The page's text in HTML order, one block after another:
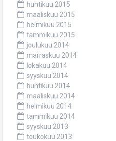
huhtikuu 2015
maaliskuu 2015
helmikuu 2015
tammikuu 2015
joulukuu 2014
marraskuu 2014
lokakuu 2014
syyskuu 2014
huhtikuu 2014
maaliskuu 2014
helmikuu 2014
tammikuu 2014
syyskuu 2013
toukokuu 2013